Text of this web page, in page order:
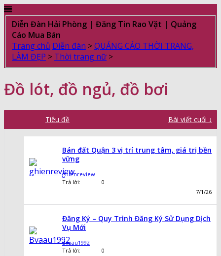
Diễn Đàn Hải Phòng | Đăng Tin Rao Vặt | Quảng
Cáo Mua Bán
Trang chủ Diễn đàn >QUẢNG CÁO THỜI TRANG,
LÀM ĐẸP > Thời trang nữ >
Đồ lót, đồ ngủ, đồ bơi
Tiêu đề Bài viết cuối ↓
Bán đất Quận 3 vị trí trung tâm, giá trị bền
vững
ghienreview
Trả lời:
0
7/1/26
Đăng Ký – Quy Trình Đăng Ký Sử Dụng Dịch
Vụ Mới
Bvaau1992
Trả lời:
0